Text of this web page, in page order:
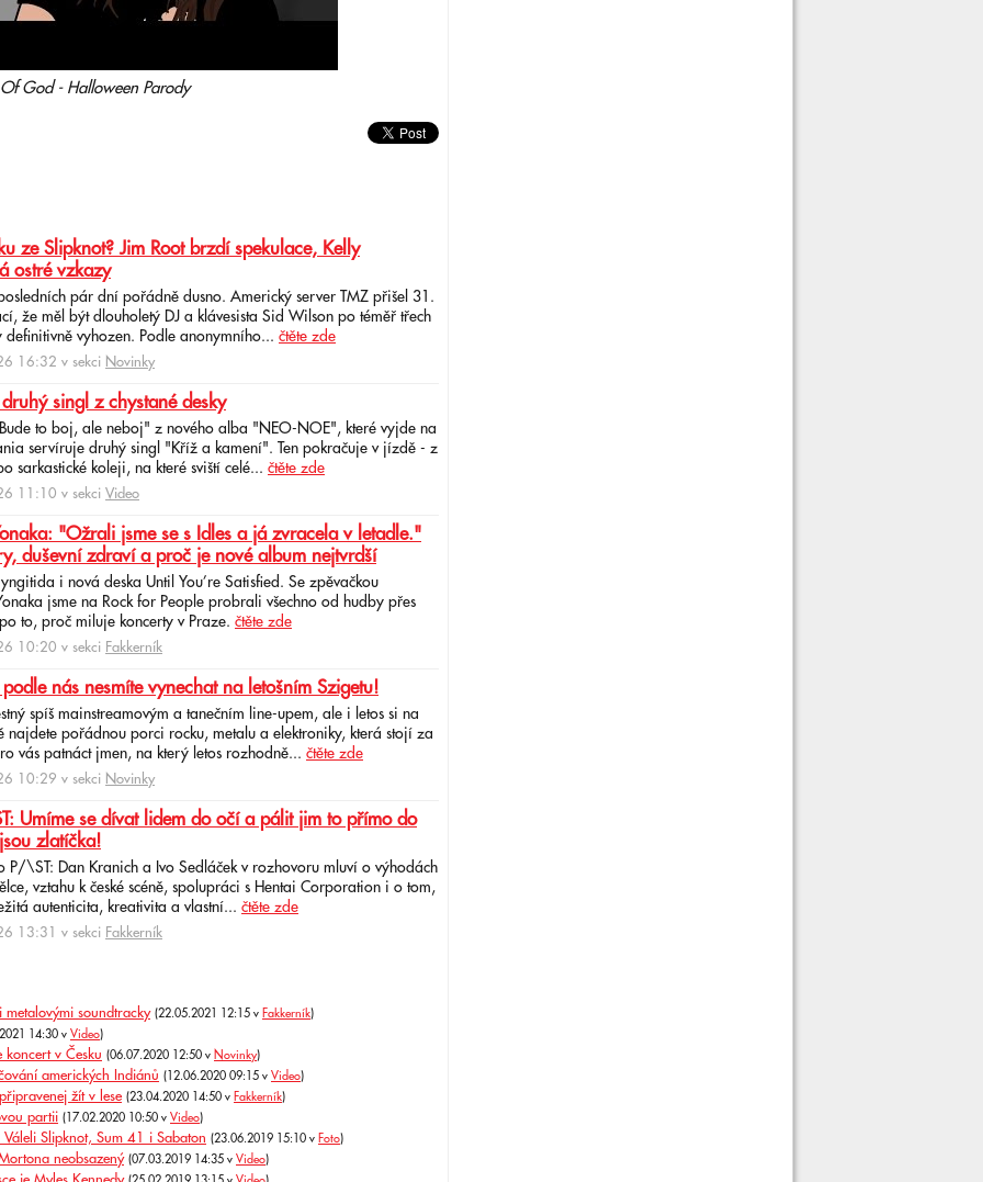
God - Halloween Parody
ze Slipknot? Jim Root brzdí spekulace, Kelly
ostré vzkazy
pár dní pořádně dusno. Americký server TMZ přišel 31.
že měl být dlouholetý DJ a klávesista Sid Wilson po téměř třech
vyhozen. Podle anonymního... čtěte zde
16:32 v sekci Novinky
singl z chystané desky
to boj, ale neboj" z nového alba "NEO-NOE", které vyjde na
servíruje druhý singl "Kříž a kamení". Ten pokračuje v jízdě - z
sarkastické koleji, na které sviští celé... čtěte zde
11:10 v sekci Video
"Ožrali jsme se s Idles a já zvracela v letadle."
duševní zdraví a proč je nové album nejtvrdší
i nová deska Until You’re Satisfied. Se zpěvačkou
jsme na Rock for People probrali všechno od hudby přes
to, proč miluje koncerty v Praze. čtěte zde
10:20 v sekci Fakkerník
nás nesmíte vynechat na letošním Szigetu!
spíš mainstreamovým a tanečním line-upem, ale i letos si na
najdete pořádnou porci rocku, metalu a elektroniky, která stojí za
vás patnáct jmen, na který letos rozhodně... čtěte zde
10:29 v sekci Novinky
Umíme se dívat lidem do očí a pálit jim to přímo do
zlatíčka!
P/\ST: Dan Kranich a Ivo Sedláček v rozhovoru mluví o výhodách
vztahu k české scéně, spolupráci s Hentai Corporation i o tom,
autenticita, kreativita a vlastní... čtěte zde
13:31 v sekci Fakkerník
metalovými soundtracky (22.05.2021 12:15 v Fakkerník)
14:30 v Video)
koncert v Česku (06.07.2020 12:50 v Novinky)
amerických Indiánů (12.06.2020 09:15 v Video)
žít v lese (23.04.2020 14:50 v Fakkerník)
partii (17.02.2020 10:50 v Video)
Slipknot, Sum 41 i Sabaton (23.06.2019 15:10 v Foto)
neobsazený (07.03.2019 14:35 v Video)